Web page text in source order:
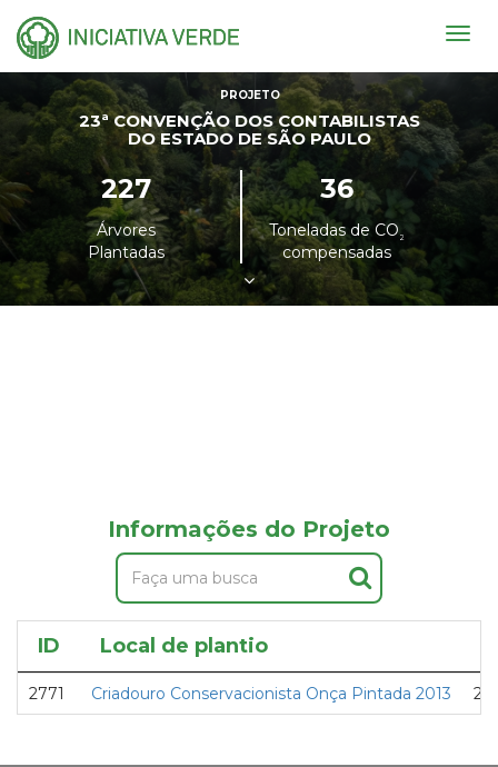
PROJETO
23ª CONVENÇÃO DOS CONTABILISTAS
DO ESTADO DE SÃO PAULO
227
Árvores
Plantadas
36
Toneladas de CO²
compensadas
Informações do Projeto
ID Local de plantio
2771 Criadouro Conservacionista Onça Pintada 2013